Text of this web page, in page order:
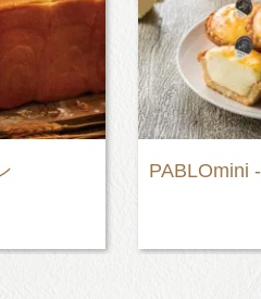
“極生”クリ